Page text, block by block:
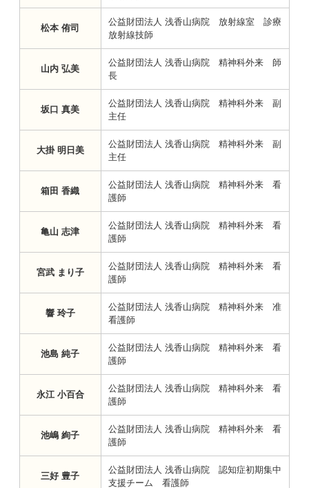
松本 侑司
公益財団法人 浅香山病院 放射線室 診療
放射線技師
山内 弘美
公益財団法人 浅香山病院 精神科外来 師
長
坂口 真美
公益財団法人 浅香山病院 精神科外来 副
主任
大掛 明日美
公益財団法人 浅香山病院 精神科外来 副
主任
箱田 香織
公益財団法人 浅香山病院 精神科外来 看
護師
亀山 志津
公益財団法人 浅香山病院 精神科外来 看
護師
宮武 まり子
公益財団法人 浅香山病院 精神科外来 看
護師
響 玲子
公益財団法人 浅香山病院 精神科外来 准
看護師
池島 純子
公益財団法人 浅香山病院 精神科外来 看
護師
永江 小百合
公益財団法人 浅香山病院 精神科外来 看
護師
池嶋 絢子
公益財団法人 浅香山病院 精神科外来 看
護師
三好 豊子
公益財団法人 浅香山病院 認知症初期集中
支援チーム 看護師